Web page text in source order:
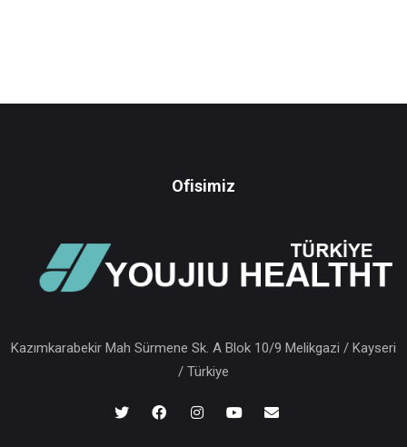
Ofisimiz
Kazımkarabekir Mah Sürmene Sk. A Blok 10/9 Melikgazi / Kayseri
/ Türkiye